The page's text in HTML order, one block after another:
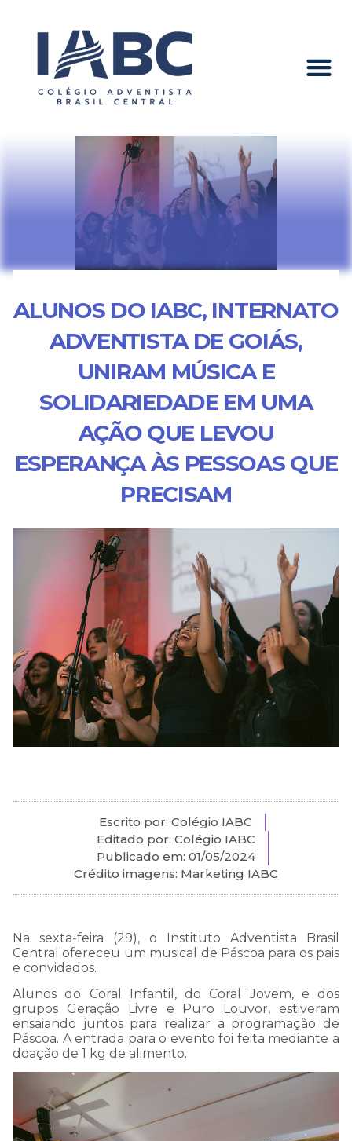
ALUNOS DO IABC, INTERNATO
ADVENTISTA DE GOIÁS,
UNIRAM MÚSICA E
SOLIDARIEDADE EM UMA
AÇÃO QUE LEVOU
ESPERANÇA ÀS PESSOAS QUE
PRECISAM
Escrito por: Colégio IABC
Editado por: Colégio IABC
Publicado em: 01/05/2024
Crédito imagens: Marketing IABC
Na sexta-feira (29), o Instituto Adventista Brasil
Central ofereceu um musical de Páscoa para os pais
e convidados.
Alunos do Coral Infantil, do Coral Jovem, e dos
grupos Geração Livre e Puro Louvor, estiveram
ensaiando juntos para realizar a programação de
Páscoa. A entrada para o evento foi feita mediante a
doação de 1 kg de alimento.